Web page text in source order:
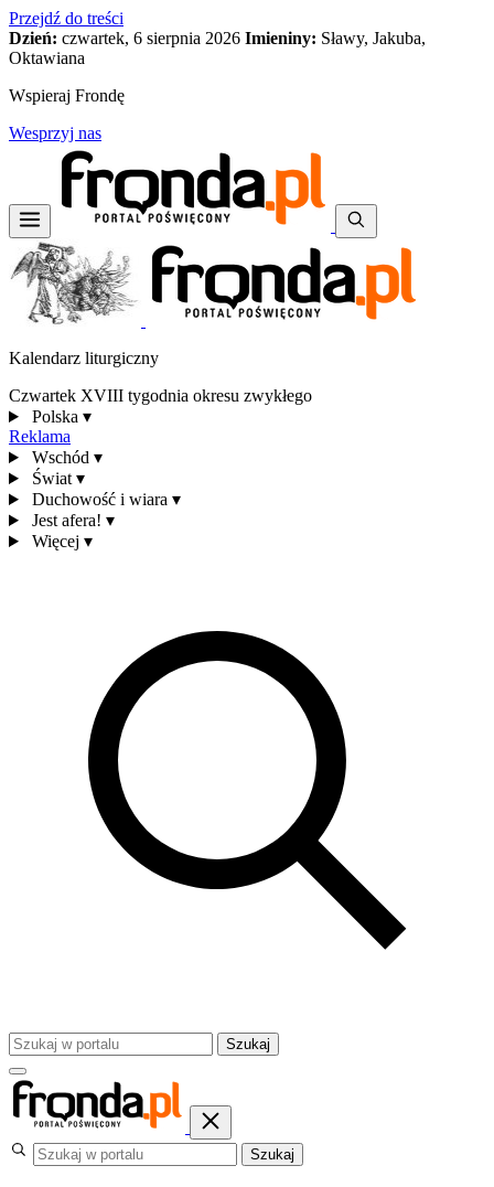
Przejdź do treści
Dzień: czwartek, 6 sierpnia 2026 Imieniny: Sławy, Jakuba,
Oktawiana
Wspieraj Frondę
Wesprzyj nas
Kalendarz liturgiczny
Czwartek XVIII tygodnia okresu zwykłego
Polska ▾
Reklama
Wschód ▾
Świat ▾
Duchowość i wiara ▾
Jest afera! ▾
Więcej ▾
Szukaj
Szukaj